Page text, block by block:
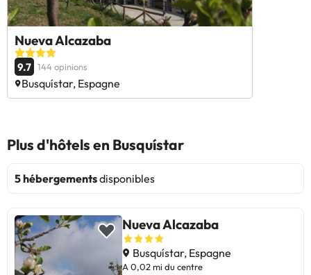
Nueva Alcazaba
9.7 144 opinions
Busquístar, Espagne
Plus d'hôtels en Busquístar
5 hébergementsdisponibles
Nueva Alcazaba
Busquístar, Espagne
A 0,02 mi du centre